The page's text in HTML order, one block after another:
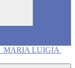
MARIA LUIGIA